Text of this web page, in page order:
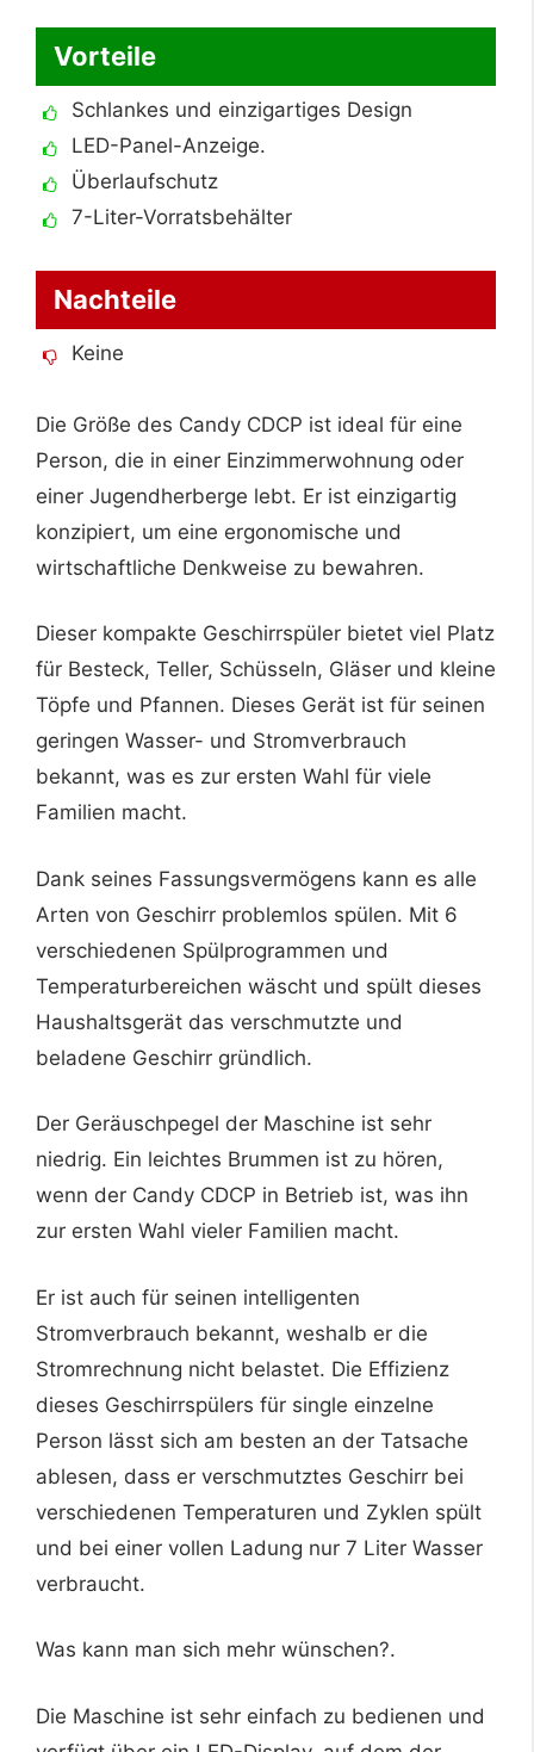
Vorteile
Schlankes und einzigartiges Design
LED-Panel-Anzeige.
Überlaufschutz
7-Liter-Vorratsbehälter
Nachteile
Keine
Die Größe des Candy CDCP ist ideal für eine
Person, die in einer Einzimmerwohnung oder
einer Jugendherberge lebt. Er ist einzigartig
konzipiert, um eine ergonomische und
wirtschaftliche Denkweise zu bewahren.
Dieser kompakte Geschirrspüler bietet viel Platz
für Besteck, Teller, Schüsseln, Gläser und kleine
Töpfe und Pfannen. Dieses Gerät ist für seinen
geringen Wasser- und Stromverbrauch
bekannt, was es zur ersten Wahl für viele
Familien macht.
Dank seines Fassungsvermögens kann es alle
Arten von Geschirr problemlos spülen. Mit 6
verschiedenen Spülprogrammen und
Temperaturbereichen wäscht und spült dieses
Haushaltsgerät das verschmutzte und
beladene Geschirr gründlich.
Der Geräuschpegel der Maschine ist sehr
niedrig. Ein leichtes Brummen ist zu hören,
wenn der Candy CDCP in Betrieb ist, was ihn
zur ersten Wahl vieler Familien macht.
Er ist auch für seinen intelligenten
Stromverbrauch bekannt, weshalb er die
Stromrechnung nicht belastet. Die Effizienz
dieses Geschirrspülers für single einzelne
Person lässt sich am besten an der Tatsache
ablesen, dass er verschmutztes Geschirr bei
verschiedenen Temperaturen und Zyklen spült
und bei einer vollen Ladung nur 7 Liter Wasser
verbraucht.
Was kann man sich mehr wünschen?.
Die Maschine ist sehr einfach zu bedienen und